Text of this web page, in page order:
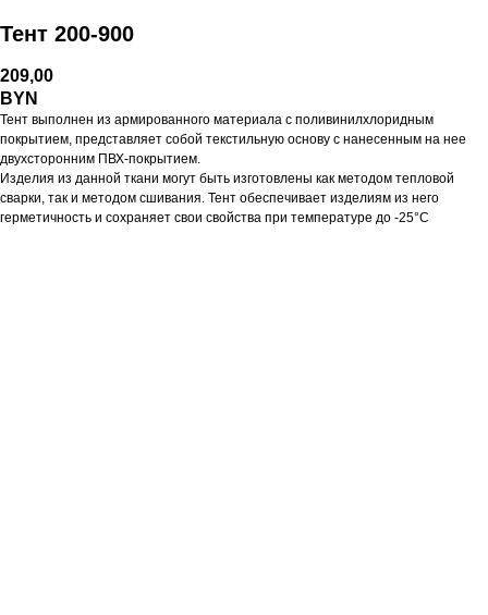
Тент 200-900
209,00
BYN
Тент выполнен из армированного материала с поливинилхлоридным
покрытием, представляет собой текстильную основу с нанесенным на нее
двухсторонним ПВХ-покрытием.
Изделия из данной ткани могут быть изготовлены как методом тепловой
сварки, так и методом сшивания. Тент обеспечивает изделиям из него
герметичность и сохраняет свои свойства при температуре до -25°С